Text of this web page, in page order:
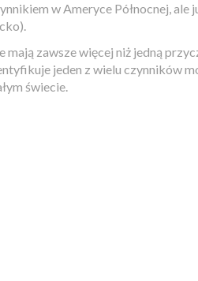
w Ameryce Północnej, ale
zawsze więcej niż jedną
jeden z wielu czynników
świecie.